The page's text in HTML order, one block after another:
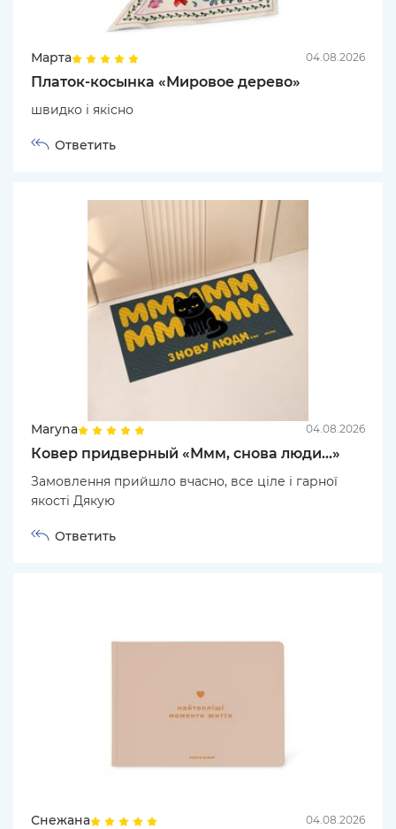
Марта 04.08.2026
Платок-косынка «Мировое дерево»
швидко і якісно
Ответить
Maryna 04.08.2026
Ковер придверный «Ммм, снова люди...»
Замовлення прийшло вчасно, все ціле і гарної
якості Дякую
Ответить
Снежана 04.08.2026